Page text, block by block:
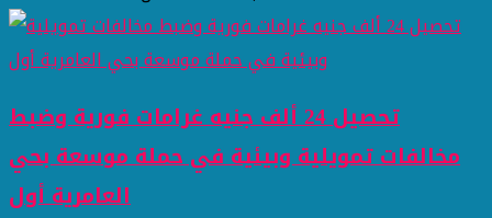
تحصيل 24 ألف جنيه غرامات فورية وضبط
مخالفات تمويلية وبيئية في حملة موسعة بحي
العامرية أول